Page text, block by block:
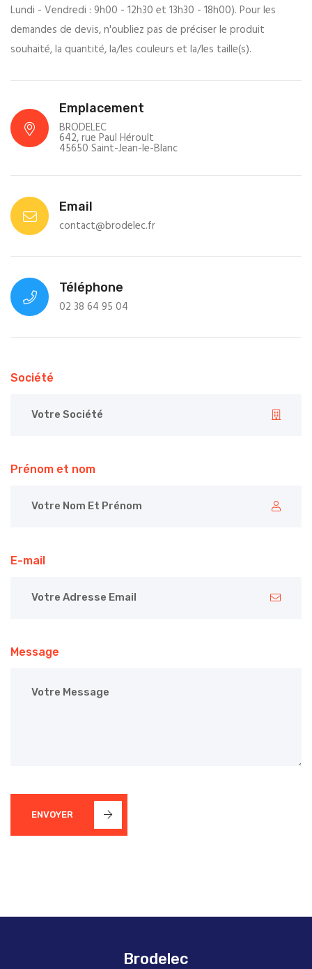
Lundi - Vendredi : 9h00 - 12h30 et 13h30 - 18h00). Pour les
demandes de devis, n'oubliez pas de préciser le produit
souhaité, la quantité, la/les couleurs et la/les taille(s).
Emplacement
BRODELEC
642, rue Paul Héroult
45650 Saint-Jean-le-Blanc
Email
contact@brodelec.fr
Téléphone
02 38 64 95 04
Société
Prénom et nom
E-mail
Message
ENVOYER
Brodelec